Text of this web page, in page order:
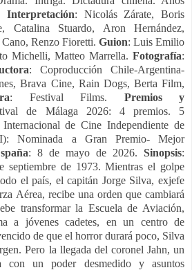
Interpretación: Nicolás Zárate, Boris
Catalina Stuardo, Aron Hernández,
Renzo Fioretti. Guion: Luis Emilio
Michelli, Matteo Marrella. Fotografía:
: Coproducción Chile-Argentina-
Brava Cine, Rain Dogs, Berta Film,
: Festival Films. Premios y
de Málaga 2026: 4 premios. 5
de Cine Independiente de
Nominada a Gran Premio- Mejor
: 8 de mayo de 2026. Sinopsis:
septiembre de 1973. Mientras el golpe
el país, el capitán Jorge Silva, exjefe
Aérea, recibe una orden que cambiará
transformar la Escuela de Aviación,
a jóvenes cadetes, en un centro de
de que el horror durará poco, Silva
Pero la llegada del coronel Jahn, un
con un poder desmedido y asuntos